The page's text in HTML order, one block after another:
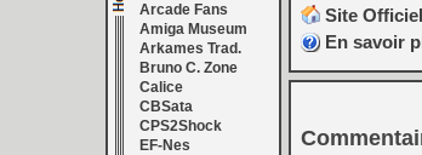
Arcade Fans
Amiga Museum
Arkames Trad.
Bruno C. Zone
Calice
CBSata
CPS2Shock
EF-Nes
Site Officiel
En savoir